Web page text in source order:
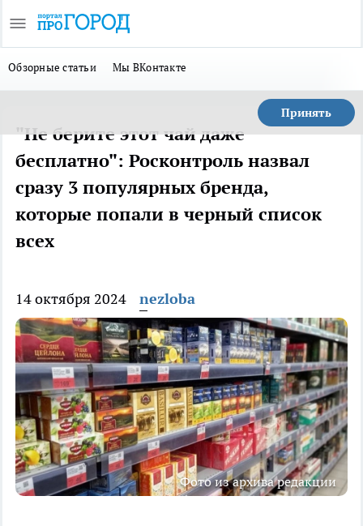
Обзорные статьи Мы ВКонтакте
Принять
"Не берите этот чай даже
бесплатно": Росконтроль назвал
сразу 3 популярных бренда,
которые попали в черный список
всех
14 октября 2024 nezloba
Фото из архива редакции